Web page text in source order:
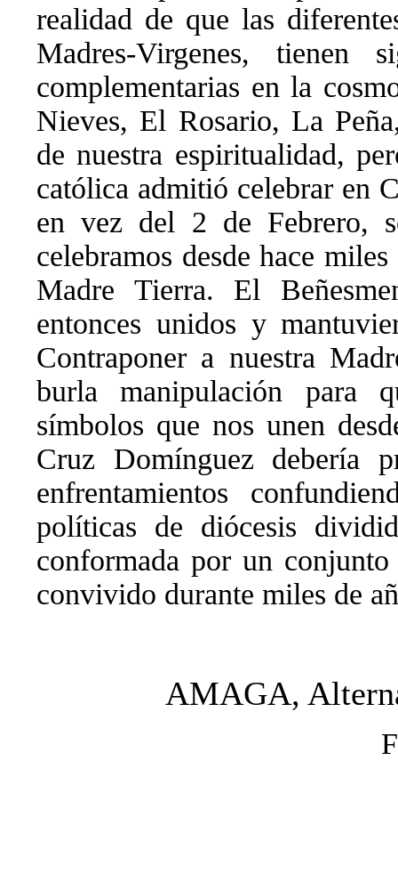
realidad de que las
Madres-Virgenes, tienen
complementarias en la
Nieves, El Rosario, La
de nuestra espiritualidad,
católica admitió celebrar en
en vez del 2 de Febrero,
celebramos desde hace
Madre Tierra. El
entonces unidos y
Contraponer a nuestra
burla manipulación para
símbolos que nos unen
Cruz Domínguez debería
enfrentamientos
políticas de diócesis
conformada por un
convivido durante miles de
AMAGA,